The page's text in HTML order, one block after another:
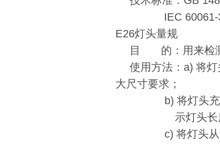
IEC
E26灯头量规
目
的：用来检
使用方法： a) 将
大尺寸要求；
b)将灯头
示灯头
c)将灯头